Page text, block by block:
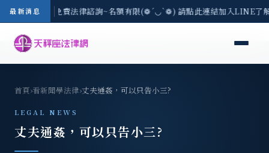
最新消息
8/3(一) 現場免費法律諮詢~名額有限(❁´◡`❁) 請點此連結加入LINE了
首頁›看新聞學法律›丈夫通姦，可以只告小三?
LEGAL NEWS
丈夫通姦，可以只告小三?